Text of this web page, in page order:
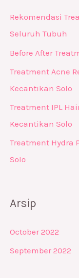
Rekomendasi
Seluruh Tubuh
Before After
Treatment Acne
Kecantikan Solo
Treatment IPL
Kecantikan Solo
Treatment Hydra
Solo
Arsip
October 2022
September 2022